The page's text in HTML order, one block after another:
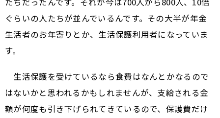
ぐらいの人たちが並んでいるんです。その大半が年金
生活者のお年寄りとか、生活保護利用者になっていま
す。
生活保護を受けているなら食費はなんとかなるので
はないかと思われるかもしれませんが、支給される金
額が何度も引き下げられてきているので、保護費だけ